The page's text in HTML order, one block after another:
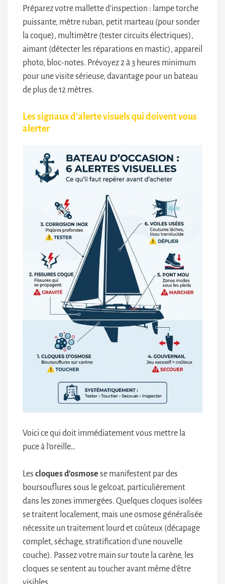
Préparez votre mallette d’inspection : lampe torche
puissante, mètre ruban, petit marteau (pour sonder
la coque), multimètre (tester circuits électriques),
aimant (détecter les réparations en mastic), appareil
photo, bloc-notes. Prévoyez 2 à 3 heures minimum
pour une visite sérieuse, davantage pour un bateau
de plus de 12 mètres.
Les signaux d’alerte visuels qui doivent vous
alerter
Voici ce qui doit immédiatement vous mettre la
puce à l’oreille…
Les cloques d’osmose se manifestent par des
boursouflures sous le gelcoat, particulièrement
dans les zones immergées. Quelques cloques isolées
se traitent localement, mais une osmose généralisée
nécessite un traitement lourd et coûteux (décapage
complet, séchage, stratification d’une nouvelle
couche). Passez votre main sur toute la carène, les
cloques se sentent au toucher avant même d’être